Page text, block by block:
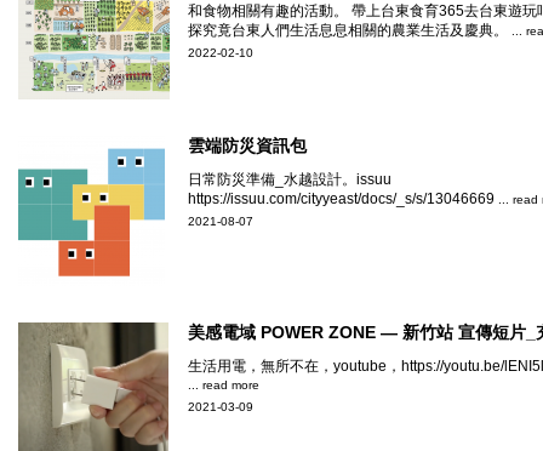
和食物相關有趣的活動。 帶上台東食育365去台東遊玩
探究竟台東人們生活息息相關的農業生活及慶典。
...
2022-02-10
雲端防災資訊包
日常防災準備_水越設計。issuu
https://issuu.com/cityyeast/docs/_s/s/13046669
... read
2021-08-07
美感電域 POWER ZONE — 新竹站 宣傳短片_
生活用電，無所不在，youtube，https://youtu.be/
... read more
2021-03-09